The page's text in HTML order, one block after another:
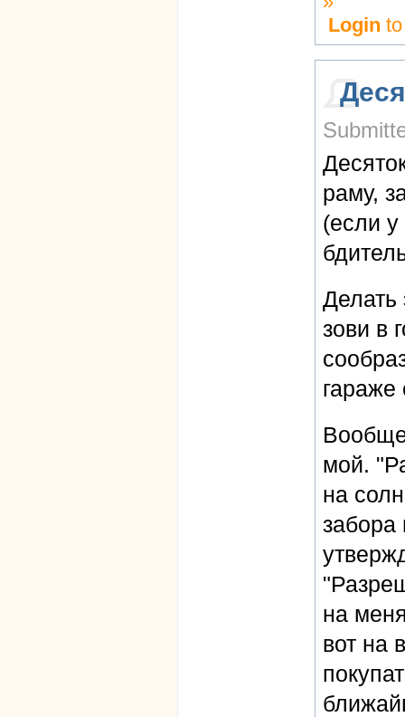
Login
раму,
(если у
Делать
зови в
гараже
мой.
на
забора
на
вот на